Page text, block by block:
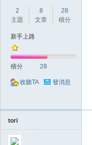
2
主題
8
文章
28
積分
新手上路
積分 28
收聽TA 發消息
tori